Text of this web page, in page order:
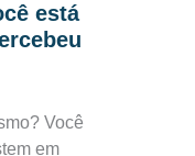
está
Você
em